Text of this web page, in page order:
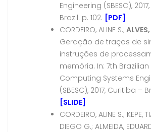
Engineering (SBESC),
Brazil. p. 102. [PDF]
CORDEIRO, ALINE S.;
Geração de traços de
instruções de
memória. In: 7th
Computing Systems
(SBESC), 2017, Curitiba –
[SLIDE]
CORDEIRO, ALINE S.; KEPE,
DIEGO G.; ALMEIDA,